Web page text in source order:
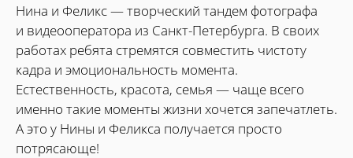
Нина и Феликс — творческий тандем фотографа
и видеооператора из Санкт-Петербурга. В своих
работах ребята стремятся совместить чистоту
кадра и эмоциональность момента.
Естественность, красота, семья — чаще всего
именно такие моменты жизни хочется запечатлеть.
А это у Нины и Феликса получается просто
потрясающе!